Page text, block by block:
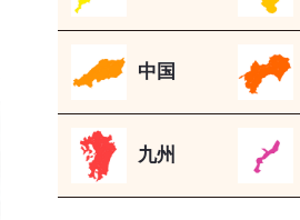
中国
九州